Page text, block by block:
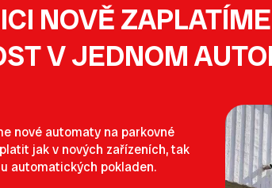
NOVĚ
V JEDNOM
nové automaty na parkovné
jak v nových zařízeních, tak
automatických pokladen.